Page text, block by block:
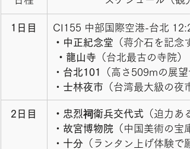
1日目
CI155 中部国際空港-台北
・中正紀念堂 （蒋介石を記念
・龍山寺 （台北最古の寺院）
・ 台北101
（高さ509mの展
・ 士林夜市 （台湾最大級の夜
2日目 ・忠烈祠衛兵交代式 （迫力
・ 故宮博物院 （中国美術の宝
・ 十分 （ランタン上げ体験で